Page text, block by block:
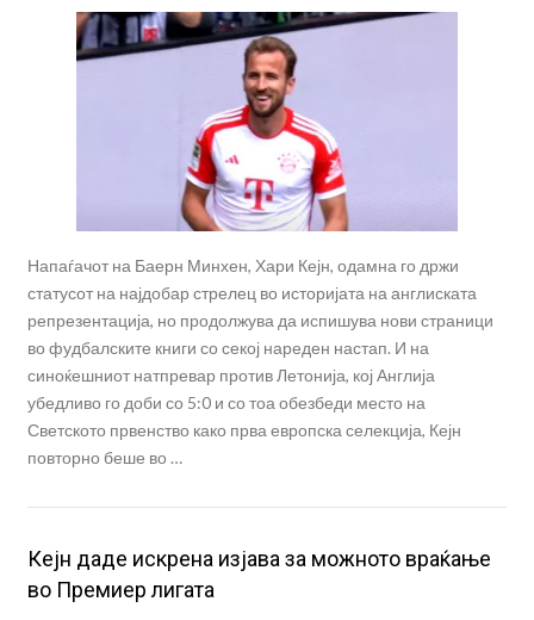
Напаѓачот на Баерн Минхен, Хари Кејн, одамна го држи
статусот на најдобар стрелец во историјата на англиската
репрезентација, но продолжува да испишува нови страници
во фудбалските книги со секој нареден настап. И на
синоќешниот натпревар против Летонија, кој Англија
убедливо го доби со 5:0 и со тоа обезбеди место на
Светското првенство како прва европска селекција, Кејн
повторно беше во …
Кејн даде искрена изјава за можното враќање
во Премиер лигата